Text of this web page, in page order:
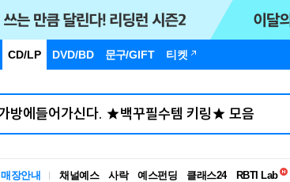
CD/LP DVD/BD 문구/GIFT 티켓
매장안내 채널예스 사락 예스펀딩 클래스24
독서유형검사